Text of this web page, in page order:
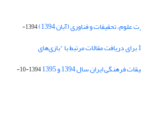
تحقیقات و فناوری (آبان 1394)
1394-
فراخوان تابستان سال 1395 برای دریافت مقالات مرتبط با "بازی‌های
ایران سال 1394 و 1395
1394-10-